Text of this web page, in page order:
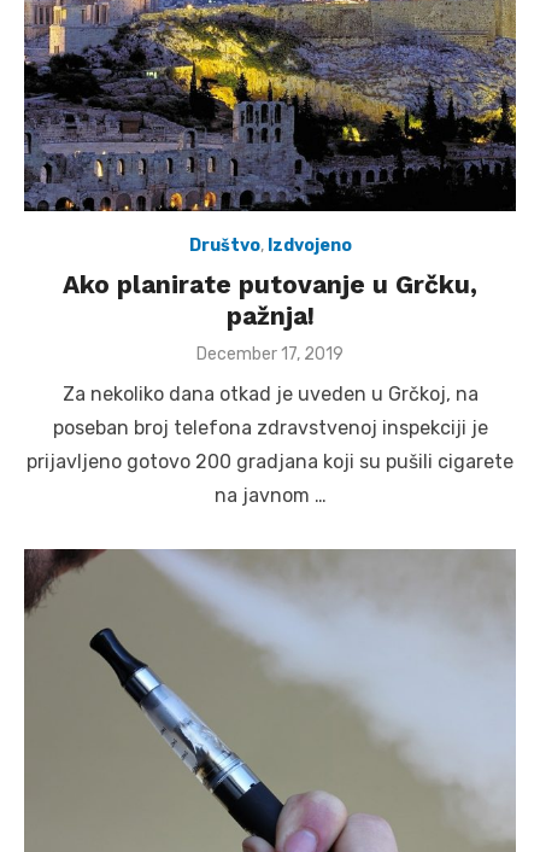
Društvo, Izdvojeno
Ako planirate putovanje u Grčku,
pažnja!
Posted
December 17, 2019
Za nekoliko dana otkad je uveden u Grčkoj, na
poseban broj telefona zdravstvenoj inspekciji je
prijavljeno gotovo 200 gradjana koji su pušili cigarete
na javnom …